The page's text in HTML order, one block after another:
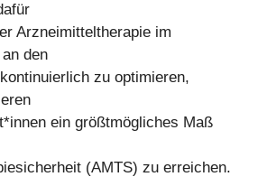
Arzneimitteltherapie im
den
zu optimieren,
ein größtmögliches Maß
(AMTS) zu erreichen.